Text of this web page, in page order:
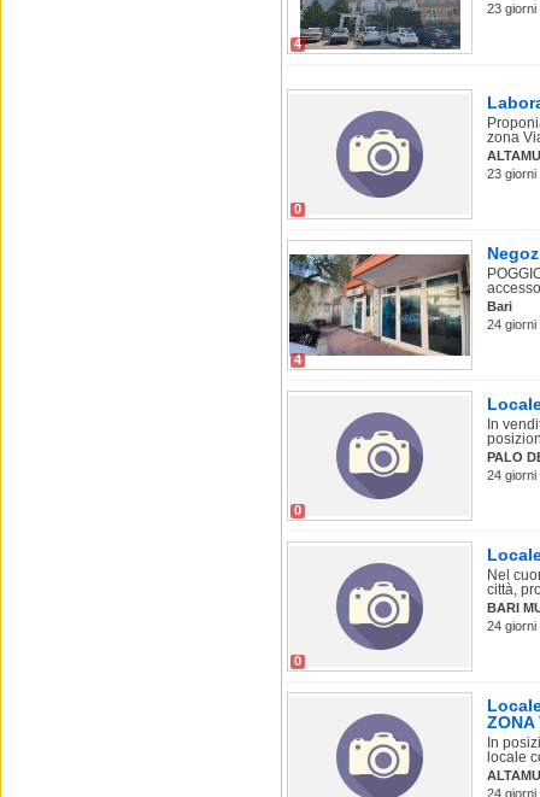
4
23 giorni
0
zona
23 giorni
4
Bari
24 giorni
0
In
PALO
24 giorni
0
Nel
città,
BARI
24 giorni
ZONA
In
locale
24 giorni